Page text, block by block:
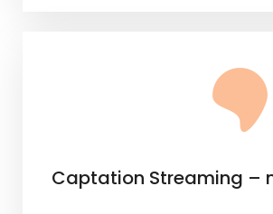
Captation Streaming –